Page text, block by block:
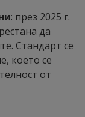
: през 2025 г.
да
Стандарт се
което се
от